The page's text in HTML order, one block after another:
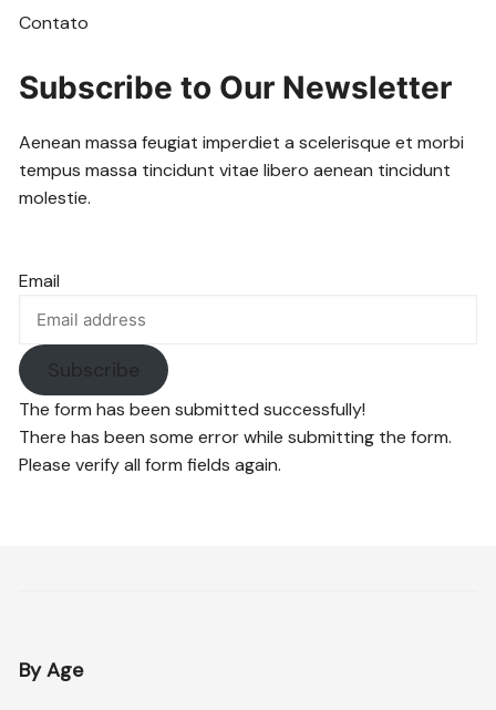
Contato
Subscribe to Our Newsletter
Aenean massa feugiat imperdiet a scelerisque et morbi
tempus massa tincidunt vitae libero aenean tincidunt
molestie.
Email
Subscribe
The form has been submitted successfully!
There has been some error while submitting the form.
Please verify all form fields again.
By Age